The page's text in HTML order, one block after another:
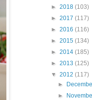
► 2018 (103)
► 2017 (117)
► 2016 (116)
► 2015 (134)
► 2014 (185)
► 2013 (125)
▼ 2012 (117)
►
►